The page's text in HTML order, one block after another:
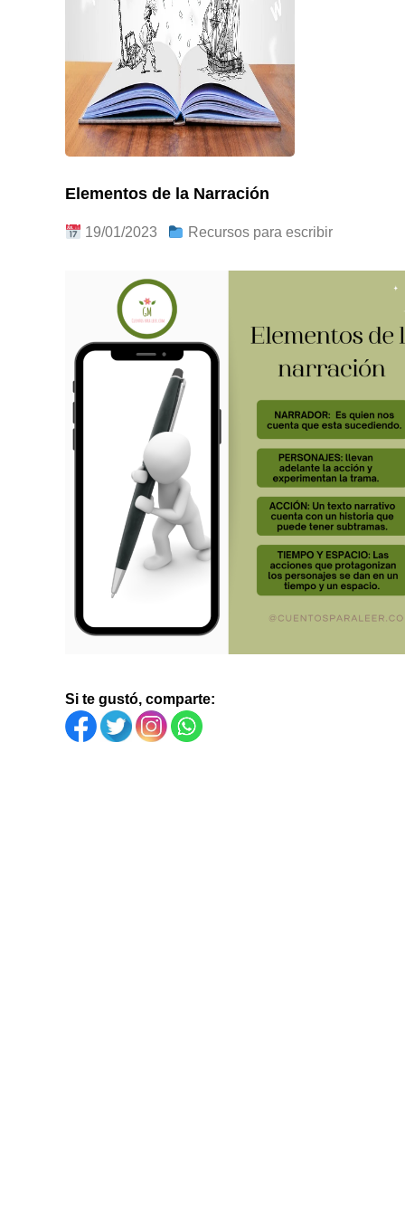
Elementos de la Narración
19/01/2023 Recursos para escribir
Si te gustó, comparte: